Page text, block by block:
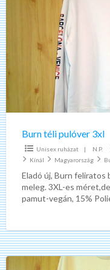
téli
pulóver
3xl
Burn téli pulóver 3xl
Unisex ruházat | N.P.
Kínál
Magyarország
Eladó új, Burn feliratos
meleg. 3XL-es
pamut-vegán, 15%
Burn